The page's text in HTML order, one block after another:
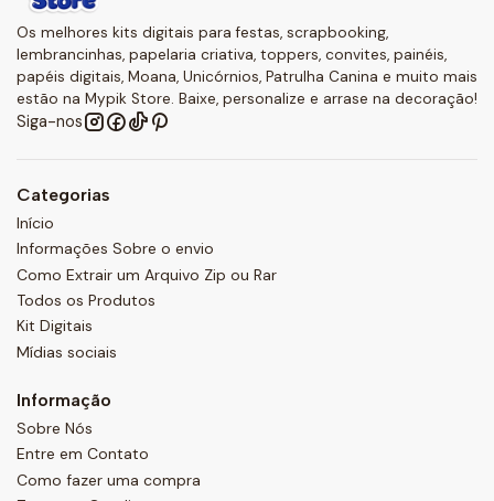
Os melhores kits digitais para festas, scrapbooking,
lembrancinhas, papelaria criativa, toppers, convites, painéis,
papéis digitais, Moana, Unicórnios, Patrulha Canina e muito mais
estão na Mypik Store. Baixe, personalize e arrase na decoração!
Siga-nos
Categorias
Início
Informações Sobre o envio
Como Extrair um Arquivo Zip ou Rar
Todos os Produtos
Kit Digitais
Mídias sociais
Informação
Sobre Nós
Entre em Contato
Como fazer uma compra